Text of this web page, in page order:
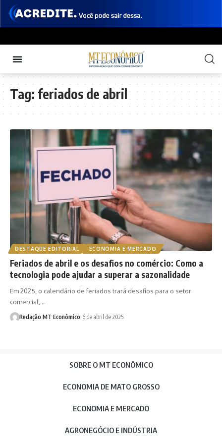
Tag: feriados de abril
DESTAQUE EDITORIAL ECONOMIA E MERCADO
Feriados de abril e os desafios no comércio: Como a
tecnologia pode ajudar a superar a sazonalidade
Em 2025, o calendário de feriados trará desafios para o setor
comercial,…
Redação MT Econômico 6 de abril de 2025
SOBRE O MT ECONÔMICO
ECONOMIA DE MATO GROSSO
ECONOMIA E MERCADO
AGRONEGÓCIO E INDÚSTRIA